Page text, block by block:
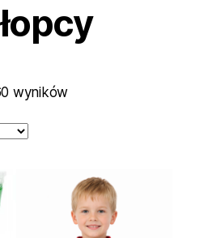
wynikówPosortowane